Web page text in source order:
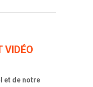
VIDÉO
et de notre